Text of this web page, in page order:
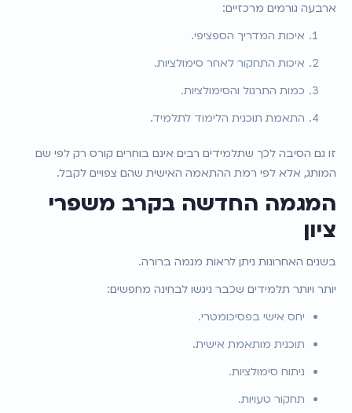
ארבעה גורמים מרכזיים:
איכות המדריך הספציפי.
איכות התחקור לאחר סימולציות.
כמות התרגול והסימולציות.
התאמת תוכנית הלימוד לתלמיד.
זו גם הסיבה לכך שתלמידים רבים אינם בוחרים קורס רק לפי שם
המותג, אלא לפי רמת ההתאמה האישית שהם צפויים לקבל.
המגמה החדשה בקרב משפרי
ציון
בשנים האחרונות ניתן לראות מגמה ברורה.
יותר ויותר תלמידים שכבר ניגשו לבחינה מחפשים:
יחס אישי בפסיכומטרי.
תוכנית מותאמת אישית.
ניתוח סימולציות.
תחקור טעויות.